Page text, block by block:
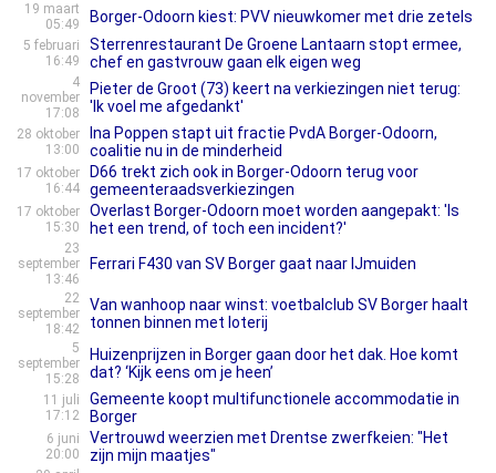
19 maart
05:49
Borger-Odoorn kiest: PVV nieuwkomer met drie zetels
5 februari
16:49
Sterrenrestaurant De Groene Lantaarn stopt ermee,
chef en gastvrouw gaan elk eigen weg
4
november
17:08
Pieter de Groot (73) keert na verkiezingen niet terug:
'Ik voel me afgedankt'
28 oktober
13:00
Ina Poppen stapt uit fractie PvdA Borger-Odoorn,
coalitie nu in de minderheid
17 oktober
16:44
D66 trekt zich ook in Borger-Odoorn terug voor
gemeenteraadsverkiezingen
17 oktober
15:30
Overlast Borger-Odoorn moet worden aangepakt: 'Is
het een trend, of toch een incident?'
23
september
13:46
Ferrari F430 van SV Borger gaat naar IJmuiden
22
september
18:42
Van wanhoop naar winst: voetbalclub SV Borger haalt
tonnen binnen met loterij
5
september
15:28
Huizenprijzen in Borger gaan door het dak. Hoe komt
dat? ‘Kijk eens om je heen’
11 juli
17:12
Gemeente koopt multifunctionele accommodatie in
Borger
6 juni
20:00
Vertrouwd weerzien met Drentse zwerfkeien: "Het
zijn mijn maatjes"